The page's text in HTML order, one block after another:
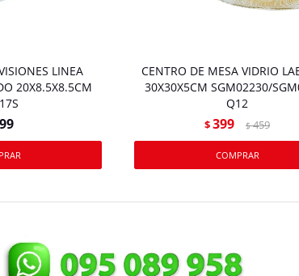
LINEA
20X8.5X8.5CM
CENTRO DE MESA VIDRIO
30X30X5CM SGM02230/
Q12
$399 $ 459